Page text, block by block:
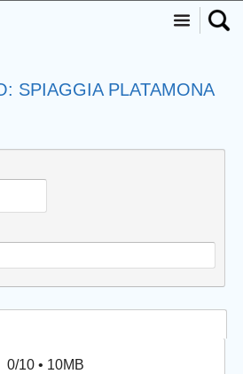
SPIAGGIA PLATAMONA
0/10 • 10MB